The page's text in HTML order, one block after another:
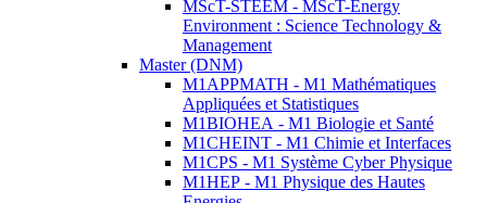
MScT-STEEM - MScT-Energy
Environment : Science Technology &
Management
Master (DNM)
M1APPMATH - M1 Mathématiques
Appliquées et Statistiques
M1BIOHEA - M1 Biologie et Santé
M1CHEINT - M1 Chimie et Interfaces
M1CPS - M1 Système Cyber Physique
M1HEP - M1 Physique des Hautes